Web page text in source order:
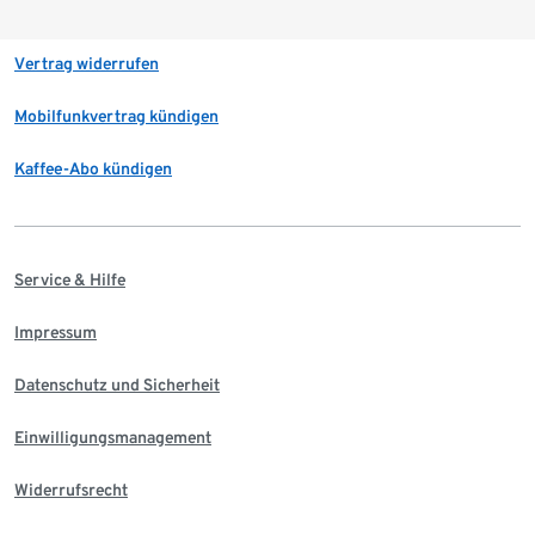
Vertrag widerrufen
Mobilfunkvertrag kündigen
Kaffee-Abo kündigen
Service & Hilfe
Impressum
Datenschutz und Sicherheit
Einwilligungsmanagement
Widerrufsrecht